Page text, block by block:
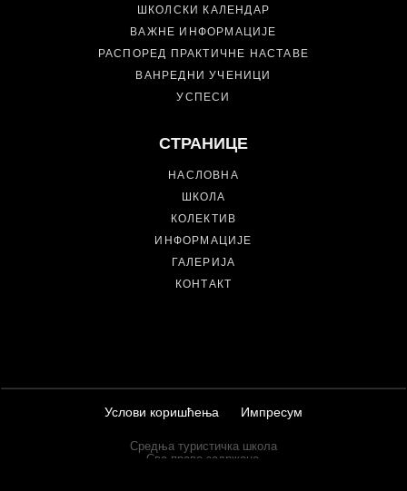
ШКОЛСКИ КАЛЕНДАР
ВАЖНЕ ИНФОРМАЦИЈЕ
РАСПОРЕД ПРАКТИЧНЕ НАСТАВЕ
ВАНРЕДНИ УЧЕНИЦИ
УСПЕСИ
СТРАНИЦЕ
НАСЛОВНА
ШКОЛА
КОЛЕКТИВ
ИНФОРМАЦИЈЕ
ГАЛЕРИЈА
КОНТАКТ
Услови коришћења Импресум
Средња туристичка школа
Сва права задржана.